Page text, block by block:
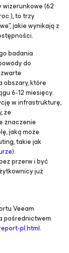
(62
to trzy
jakie wynikają z
badania
do
obszary, które
6-12 miesięcy.
w infrastrukturę,
że
znaczenie
jaką może
takie jak
).
przerw i być
już
Veeam
pośrednictwem
pl.html.